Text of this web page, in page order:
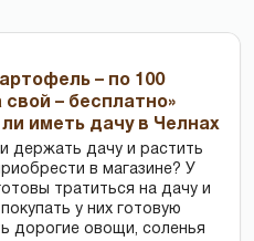
– по 100
свой – бесплатно»
иметь дачу в Челнах
держать дачу и растить
в магазине? У
тратиться на дачу и
у них готовую
дорогие овощи, соленья